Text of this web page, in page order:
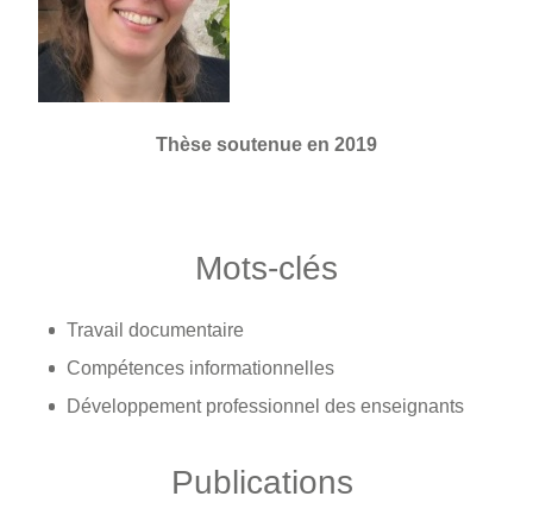
Thèse soutenue en 2019
Mots-clés
Travail documentaire
Compétences informationnelles
Développement professionnel des enseignants
Publications